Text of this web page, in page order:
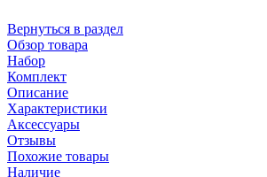
Вернуться в раздел
Обзор товара
Набор
Комплект
Описание
Характеристики
Аксессуары
Отзывы
Похожие товары
Наличие